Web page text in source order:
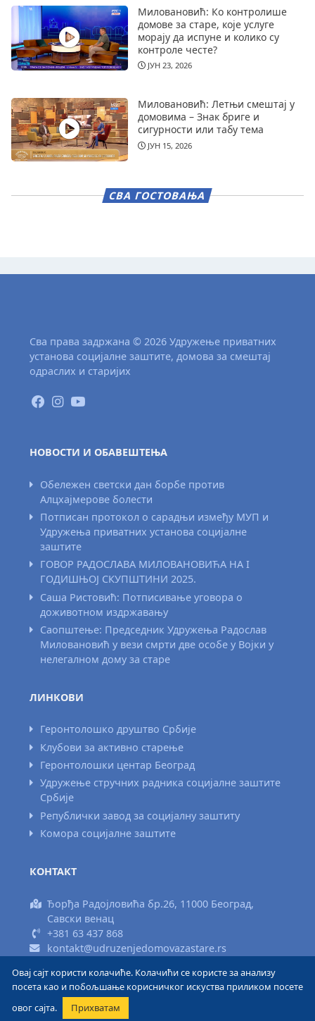
Миловановић: Ко контролише
домове за старе, које услуге
морају да испуне и колико су
контроле честе?
ЈУН 23, 2026
Миловановић: Летњи смештај у
домовима – Знак бриге и
сигурности или табу тема
ЈУН 15, 2026
СВА ГОСТОВАЊА
Сва права задржана © 2026 Удружење приватних
установа социјалне заштите, домова за смештај
одраслих и старијих
НОВОСТИ И ОБАВЕШТЕЊА
Обележен светски дан борбе против
Алцхајмерове болести
Потписан протокол о сарадњи између МУП и
Удружења приватних установа социјалне
заштите
ГОВОР РАДОСЛАВА МИЛОВАНОВИЋА НА I
ГОДИШЊОЈ СКУПШТИНИ 2025.
Саша Ристовић: Потписивање уговора о
доживотном издржавању
Саопштење: Председник Удружења Радослав
Миловановић у вези смрти две особе у Војки у
нелегалном дому за старе
ЛИНКОВИ
Геронтолошко друштво Србије
Клубови за активно старење
Геронтолошки центар Београд
Удружење стручних радника социјалне заштите
Србије
Републички завод за социјалну заштиту
Комора социјалне заштите
КОНТАКТ
Ђорђа Радојловића бр.26, 11000 Београд,
Савски венац
+381 63 437 868
kontakt@udruzenjedomovazastare.rs
Израда сајта www.areadizajn.com
Овај сајт користи колачиће. Колачићи се користе за анализу
посета као и побољшање корисничког искуства приликом посете
овог сајта.
Прихватам